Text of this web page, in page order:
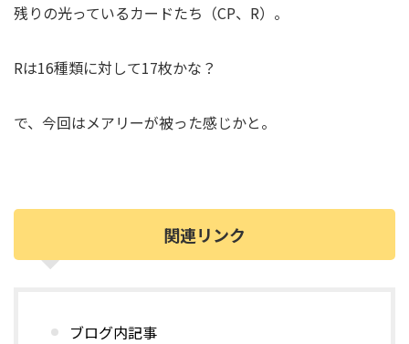
残りの光っているカードたち（CP、R）。
Rは16種類に対して17枚かな？
で、今回はメアリーが被った感じかと。
関連リンク
ブログ内記事